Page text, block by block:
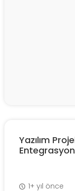
Yazılım
1+ yıl önce